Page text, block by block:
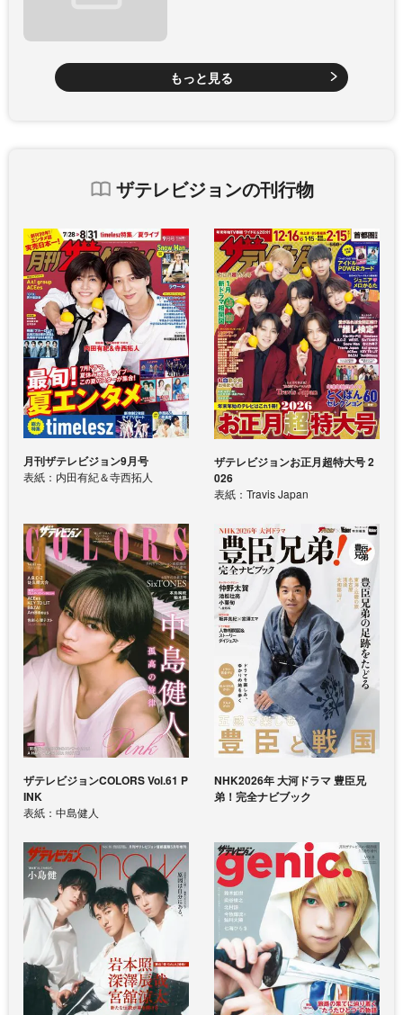
もっと見る
ザテレビジョンの刊行物
月刊ザテレビジョン9月号
表紙：内田有紀＆寺西拓人
ザテレビジョンお正月超特大号 2
026
表紙：Travis Japan
ザテレビジョンCOLORS Vol.61 P
INK
表紙：中島健人
NHK2026年 大河ドラマ 豊臣兄
弟！完全ナビブック